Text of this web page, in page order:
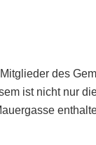
des
ist nicht nur